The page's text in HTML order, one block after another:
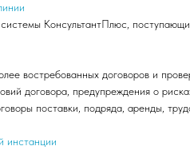
КонсультантПлюс,
востребованных договоров и
договора, предупреждения о
поставки, подряда, аренды,
инстанции